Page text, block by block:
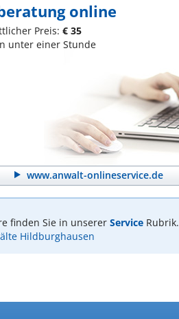
online
Preis: € 35
unter einer Stunde
www.anwalt-onlineservice.de
finden Sie in unserer ServiceRubrik.
Hildburghausen